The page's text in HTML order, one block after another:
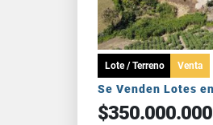
Lote / Terreno Venta
$350.000.000